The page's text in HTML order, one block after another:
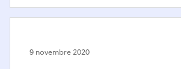
9 novembre 2020